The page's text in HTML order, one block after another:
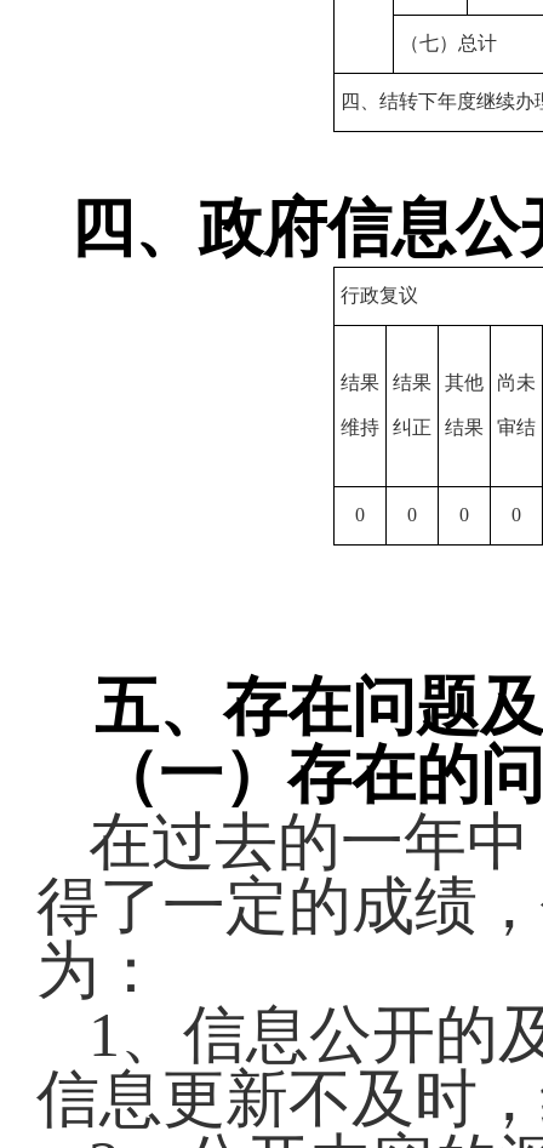
（七）总计
四、结转下年度继续办
四、政府信息
行政复议
结果
维持
结果
纠正
其他
结果
尚未
审结
0 0 0 0
五、存在问题
（一）存在的
在过去的一年
得了一定的成绩
为：
1、信息公开的
信息更新不及时